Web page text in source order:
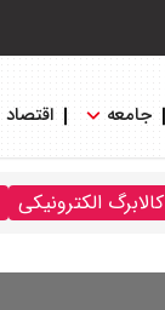
جامعه اقتصاد
کالابرگ الکترونیکی